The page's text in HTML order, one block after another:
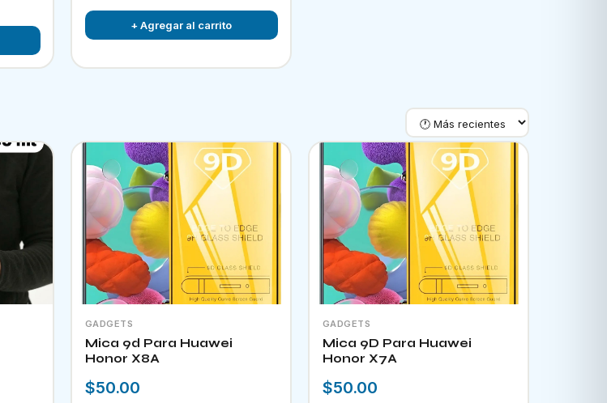
+ Agregar al carrito
GADGETS
Mica 9d Para Huawei
Honor X8A
$50.00
GADGETS
Mica 9D Para Huawei
Honor X7A
$50.00